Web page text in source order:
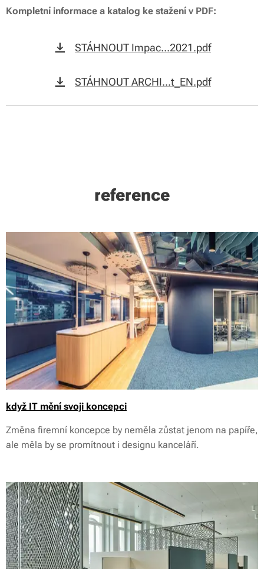
Kompletní informace a katalog ke stažení v PDF:
STÁHNOUT Impac...2021.pdf
STÁHNOUT ARCHI...t_EN.pdf
reference
když IT mění svoji koncepci
Změna firemní koncepce by neměla zůstat jenom na papíře,
ale měla by se promítnout i designu kanceláří.